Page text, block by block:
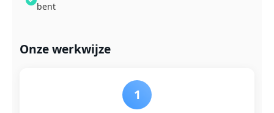
bent
Onze werkwijze
1